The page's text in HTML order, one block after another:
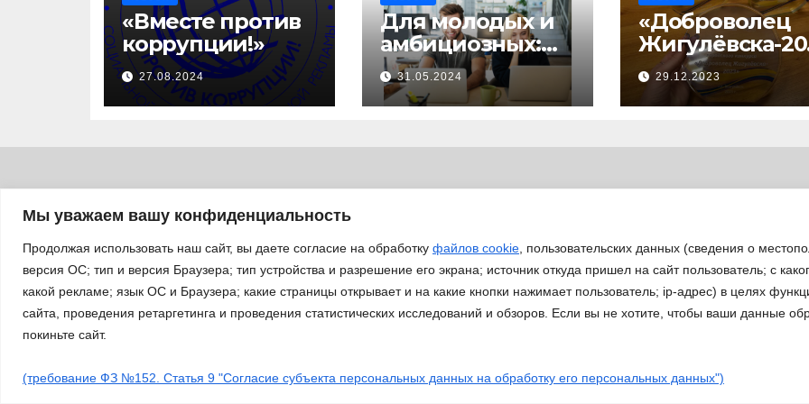
Мы уважаем вашу конфиденциальность
Продолжая использовать наш сайт, вы даете согласие на обработку файлов cookie , пользовательских данных (сведения о
версия ОС; тип и версия Браузера; тип устройства и разрешение его экрана; источник откуда пришел на сайт пользователь; с
какой рекламе; язык ОС и Браузера; какие страницы открывает и на какие кнопки нажимает пользователь; ip-адрес) в целях
сайта, проведения ретаргетинга и проведения статистических исследований и обзоров. Если вы не хотите, чтобы ваши данные
покиньте сайт.
(требование ФЗ №152. Статья 9 "Согласие субъекта персональных данных на обработку его персональных данных")
«Вместе против
коррупции!»
27.08.2024
Для молодых и
амбициозных:
стартовал прием
заявок на
участие в
31.05.2024
«Доброволец
Жигулёвска-
» 29.12.2023